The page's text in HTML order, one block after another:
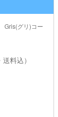
Gris(グリ)コー
送料込）